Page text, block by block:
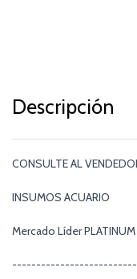
Descripción
CONSULTE AL
INSUMOS ACUARIO
Mercado Líder PLATINUM